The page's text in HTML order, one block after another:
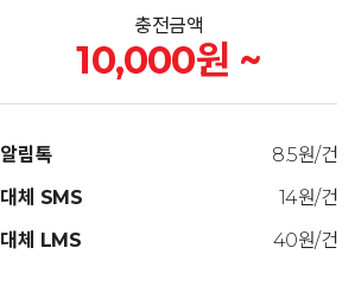
충전금액
10,000원 ~
알림톡
8.5원/건
대체 SMS
14원/건
대체 LMS
40원/건